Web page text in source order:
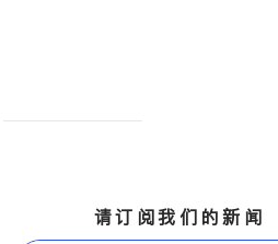
请订阅我们的新闻